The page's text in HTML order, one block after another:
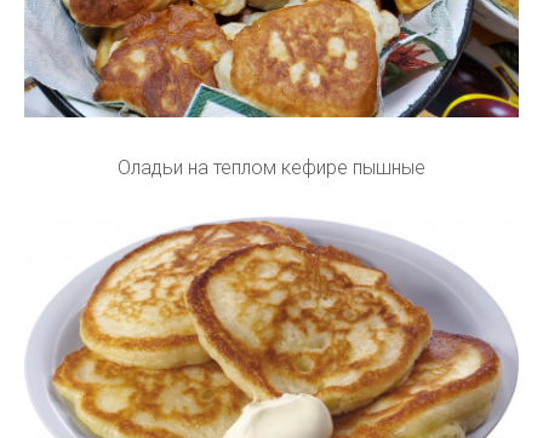
Оладьи на теплом кефире пышные